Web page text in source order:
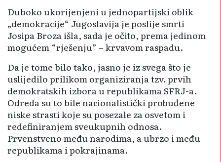
Duboko ukorijenjeni u jednopartijski oblik
„demokracije“ Jugoslavija je poslije smrti
Josipa Broza išla, sada je očito, prema jedinom
mogućem “rješenju” – krvavom raspadu.
Da je tome bilo tako, jasno je iz svega što je
uslijedilo prilikom organiziranja tzv. prvih
demokratskih izbora u republikama SFRJ-a.
Odreda su to bile nacionalistički probuđene
niske strasti koje su posezale za osvetom i
redefiniranjem sveukupnih odnosa.
Prvenstveno među narodima, a ubrzo i među
republikama i pokrajinama.